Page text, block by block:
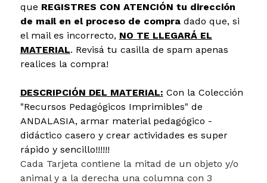
que REGISTRES CON ATENCIÓN tu dirección
de mail en el proceso de compradado que, si
el mail es incorrecto, NO TE LLEGARÁ EL
MATERIAL. Revisá tu casilla de spam apenas
realices la compra!
DESCRIPCIÓN DEL MATERIAL: Con la Colección
"Recursos Pedagógicos Imprimibles" de
ANDALASIA, armar material pedagógico -
didáctico casero y crear actividades es super
rápido y sencillo!!!!!!
Cada Tarjeta contiene la mitad de un objeto y/o
animal y a la derecha una columna con 3